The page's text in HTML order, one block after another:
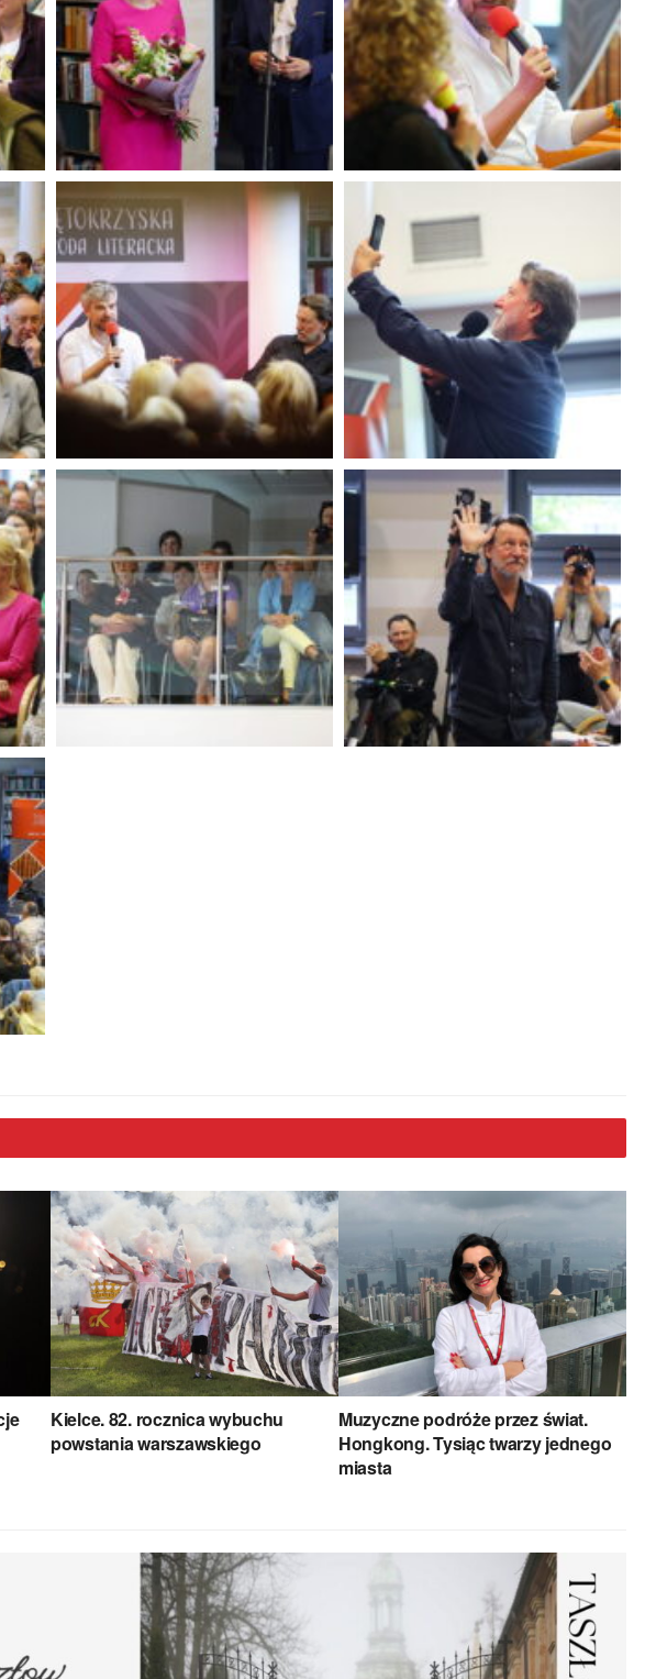
Kielce. 82. rocznica wybuchu
powstania warszawskiego
Muzyczne podróże przez świat.
Hongkong. Tysiąc twarzy jednego
miasta